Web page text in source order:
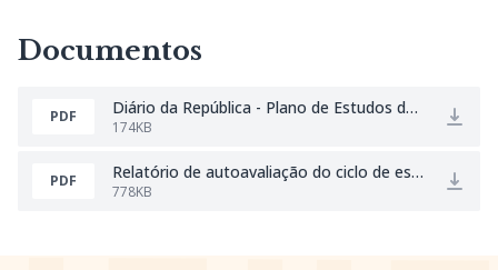
Documentos
PDF Diário da República - Plano de Estudos de EEA.pdf
174KB
PDF Relatório de autoavaliação do ciclo de estudos EEA 23-24.pdf
778KB